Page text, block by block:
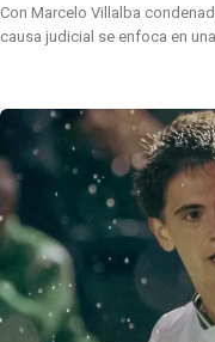
Con Marcelo Villalba
causa judicial se enfoca en